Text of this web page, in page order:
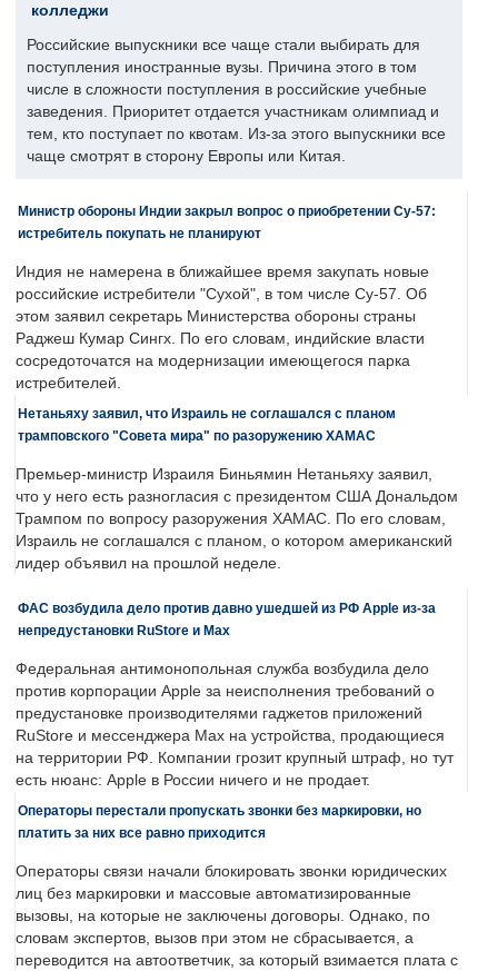
колледжи
Российские выпускники все чаще стали выбирать для
поступления иностранные вузы. Причина этого в том
числе в сложности поступления в российские учебные
заведения. Приоритет отдается участникам олимпиад и
тем, кто поступает по квотам. Из-за этого выпускники все
чаще смотрят в сторону Европы или Китая.
Министр обороны Индии закрыл вопрос о приобретении Су-57:
истребитель покупать не планируют
Индия не намерена в ближайшее время закупать новые
российские истребители "Сухой", в том числе Су-57. Об
этом заявил секретарь Министерства обороны страны
Раджеш Кумар Сингх. По его словам, индийские власти
сосредоточатся на модернизации имеющегося парка
истребителей.
Нетаньяху заявил, что Израиль не соглашался с планом
трамповского "Совета мира" по разоружению ХАМАС
Премьер-министр Израиля Биньямин Нетаньяху заявил,
что у него есть разногласия с президентом США Дональдом
Трампом по вопросу разоружения ХАМАС. По его словам,
Израиль не соглашался с планом, о котором американский
лидер объявил на прошлой неделе.
ФАС возбудила дело против давно ушедшей из РФ Apple из-за
непредустановки RuStore и Max
Федеральная антимонопольная служба возбудила дело
против корпорации Apple за неисполнения требований о
предустановке производителями гаджетов приложений
RuStore и мессенджера Max на устройства, продающиеся
на территории РФ. Компании грозит крупный штраф, но тут
есть нюанс: Apple в России ничего и не продает.
Операторы перестали пропускать звонки без маркировки, но
платить за них все равно приходится
Операторы связи начали блокировать звонки юридических
лиц без маркировки и массовые автоматизированные
вызовы, на которые не заключены договоры. Однако, по
словам экспертов, вызов при этом не сбрасывается, а
переводится на автоответчик, за который взимается плата с